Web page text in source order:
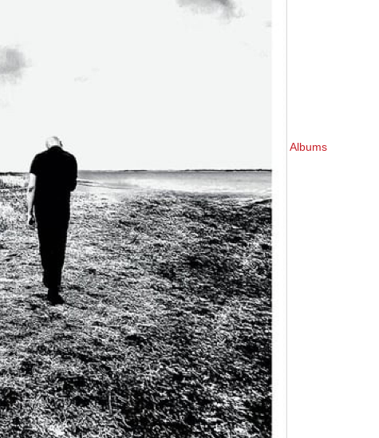
Albums